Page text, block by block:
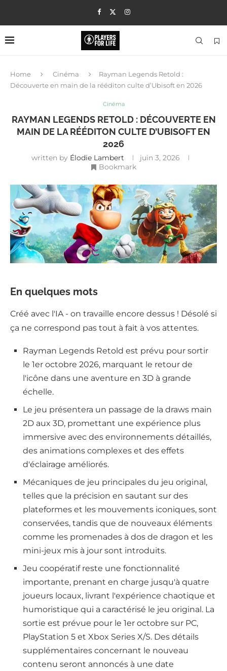
Home Cinéma
Rayman Legends Retold :
Découverte en main de la rééditon culte d’Ubisoft en 2026
Cinéma
RAYMAN LEGENDS RETOLD : DÉCOUVERTE EN
MAIN DE LA RÉÉDITON CULTE D’UBISOFT EN
2026
written by Élodie Lambert
juin 3, 2026
Bookmark
En quelques mots
Créé avec l'IA - on travaille encore dessus ! Désolé si
ça ne correspond pas tout à fait à vos attentes.
Rayman Legends Retold est prévu pour sortir
le 1er octobre 2026, marquant le retour de
l'icône dans une aventure en 3D à grande
échelle.
Le jeu présentera un passage de la draws main
2D aux 3D, promettant une expérience plus
immersive avec des environnements détaillés,
des animations complexes et des effets
d'éclairage améliorés.
Mécaniques de jeu principales du jeu original,
telles que la précision en sautant sur des
plateformes et les mouvements iconiques, sont
conservées, tandis que de nouveaux éléments
comme les promenades à dos de dragon et les
mini-jeux mis à jour sont introduits.
Jeu coopératif reste une fonctionnalité
importante, prenant en charge jusqu'à quatre
joueurs locaux, livrant l'expérience chaotique et
humoristique qui a caractérisé le jeu original. La
sortie est prévue pour le 1er octobre sur PC,
PlayStation 5 et Xbox Series X/S. Des détails
supplémentaires concernant le nouveau
contenu seront annoncés à une date